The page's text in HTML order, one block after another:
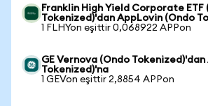
Franklin High Yield Corporate ETF
Tokenized)'dan AppLovin (Ondo
1 FLHYon eşittir 0,068922 APPon
GE Vernova (Ondo
Tokenized)'na
1 GEVon eşittir 2,8854 APPon